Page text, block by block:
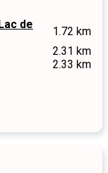
de
1.72 km
2.31 km
2.33 km